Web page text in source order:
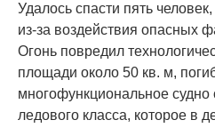
Удалось спасти пять
из-за воздействия опасных
Огонь повредил
площади около 50 кв. м,
многофункциональное
ледового класса, которое в